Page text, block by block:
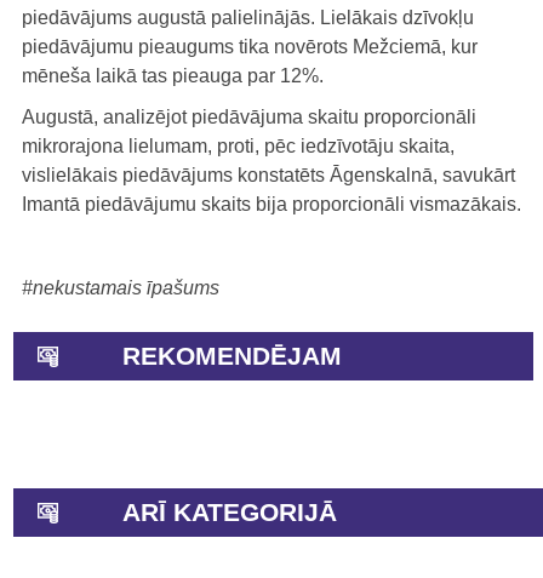
piedāvājums augustā palielinājās. Lielākais dzīvokļu
piedāvājumu pieaugums tika novērots Mežciemā, kur
mēneša laikā tas pieauga par 12%.
Augustā, analizējot piedāvājuma skaitu proporcionāli
mikrorajona lielumam, proti, pēc iedzīvotāju skaita,
vislielākais piedāvājums konstatēts Āgenskalnā, savukārt
Imantā piedāvājumu skaits bija proporcionāli vismazākais.
#nekustamais īpašums
REKOMENDĒJAM
ARĪ KATEGORIJĀ